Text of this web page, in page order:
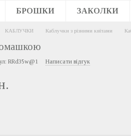
БРОШКИ ЗАКОЛКИ
КАБЛУЧКИ Каблучки з різними квітами
RRd35w@1 Написати відгук